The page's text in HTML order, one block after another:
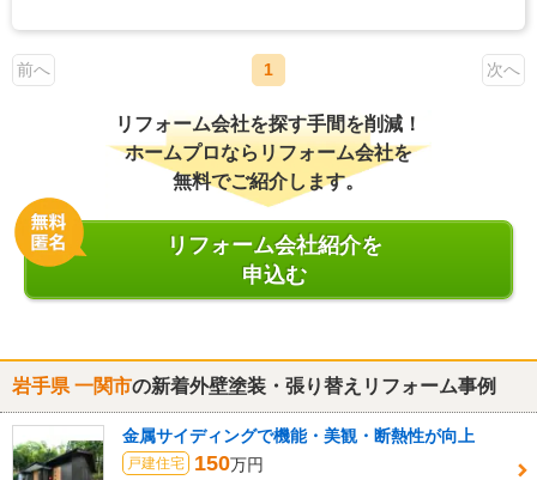
前へ 1 次へ
リフォーム会社を探す手間を削減！
ホームプロならリフォーム会社を
無料でご紹介します。
リフォーム会社紹介を
申込む
岩手県 一関市の新着外壁塗装・張り替えリフォーム事例
金属サイディングで機能・美観・断熱性が向上
戸建住宅 150万円